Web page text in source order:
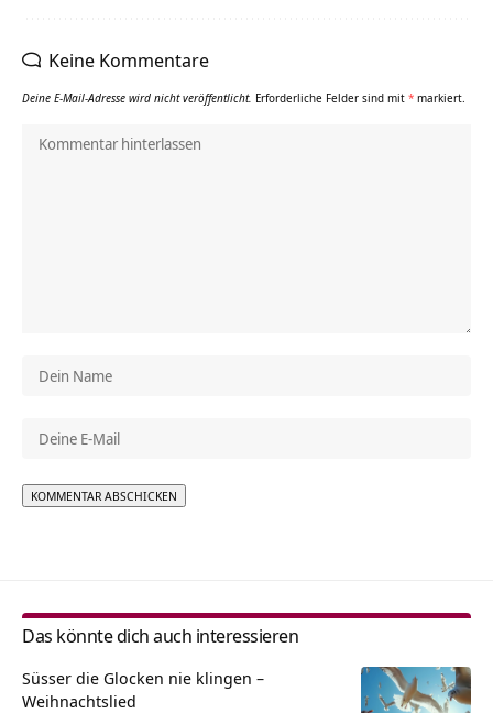
Keine Kommentare
Deine E-Mail-Adresse wird nicht veröffentlicht. Erforderliche Felder sind mit * markiert.
Das könnte dich auch interessieren
Süsser die Glocken nie klingen –
Weihnachtslied